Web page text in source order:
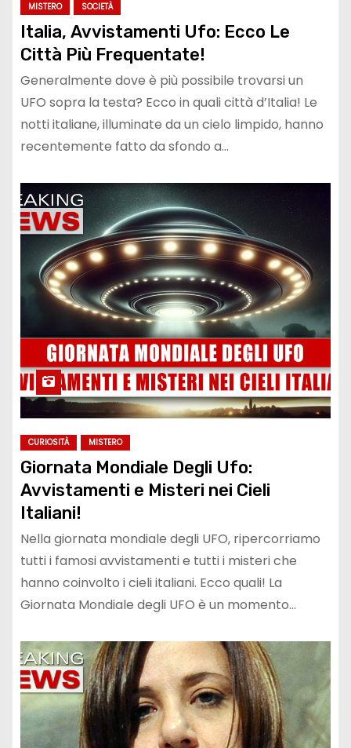
MISTERO SOCIETÀ
Italia, Avvistamenti Ufo: Ecco Le
Città Più Frequentate!
Generalmente dove è più possibile trovarsi un
UFO sopra la testa? Ecco in quali città d’Italia! Le
notti italiane, illuminate da un cielo limpido, hanno
recentemente fatto da sfondo a…
CURIOSITÀ MISTERO
Giornata Mondiale Degli Ufo:
Avvistamenti e Misteri nei Cieli
Italiani!
Nella giornata mondiale degli UFO, ripercorriamo
tutti i famosi avvistamenti e tutti i misteri che
hanno coinvolto i cieli italiani. Ecco quali! La
Giornata Mondiale degli UFO è un momento…